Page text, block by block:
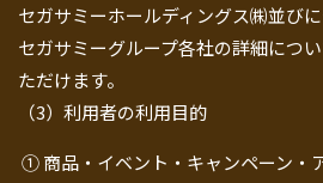
セガサミーホールディングス㈱並び
セガサミーグループ各社の詳細につ
ただけます。
（3）利用者の利用目的
① 商品・イベント・キャンペーン・